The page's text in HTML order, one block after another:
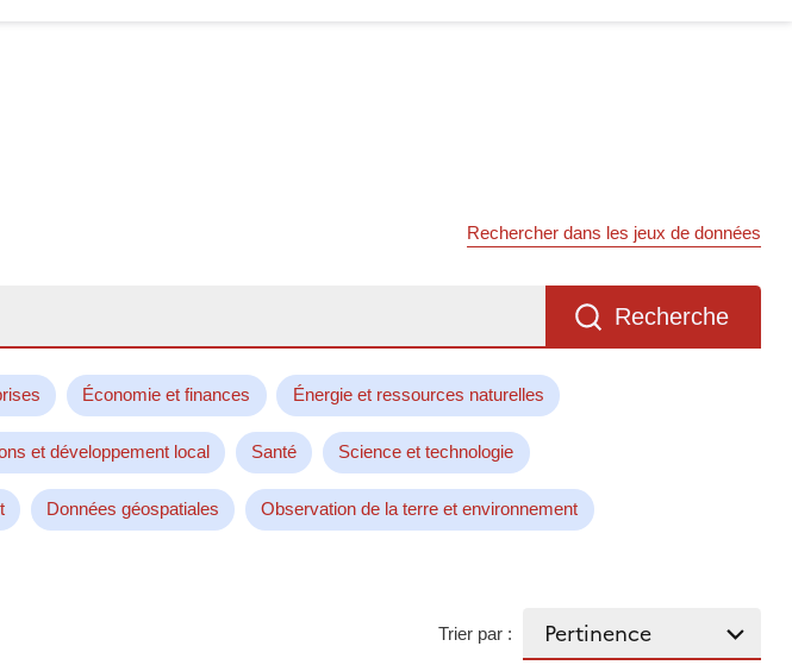
Rechercher dans les jeux de données
Recherche
Économie et finances Énergie et ressources naturelles
et développement local Santé Science et technologie
Données géospatiales Observation de la terre et environnement
Trier par :